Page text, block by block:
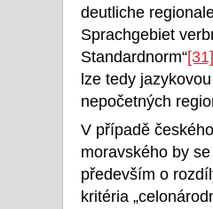
deutliche
Sprachgebiet
Standardnorm“[31]
lze tedy
nepočetných
V případě
moravského by
především o
kritéria